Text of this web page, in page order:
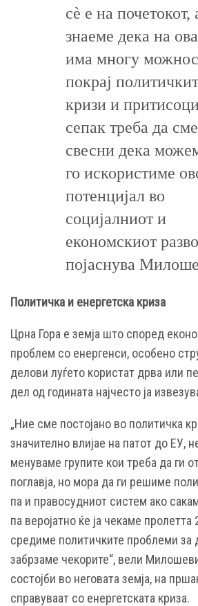
сè е на почетокот,
знаеме дека на
има многу
покрај
кризи и
сепак треба да сме
свесни дека
го искористиме
потенцијал во
социјалниот и
економскиот
појаснува
Политичка и енергетска криза
Црна Гора е земја што според
проблем со енергенси, особено
делови луѓето користат дрва или
дел од годината најчесто ја
„Ние сме постојано во политичка
значително влијае на патот до ЕУ,
менуваме групите кои треба да ги
поглавја, но мора да ги решиме
па и правосудниот систем ако
па веројатно ќе ја чекаме пролетта
средиме политичките проблеми за
забрзаме чекорите“, вели
состојби во неговата земја, на
справуваат со енергетската криза.